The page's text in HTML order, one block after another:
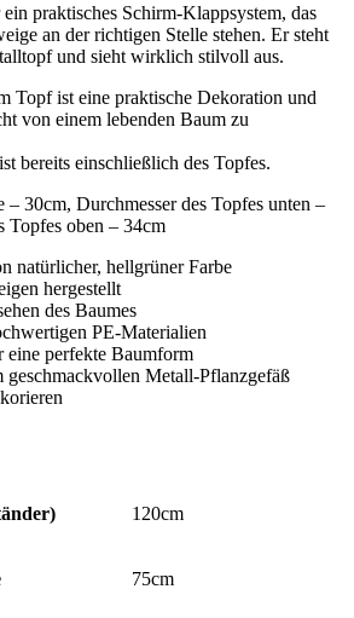
praktisches Schirm-Klappsystem, das
an der richtigen Stelle stehen. Er steht
und sieht wirklich stilvoll aus.
Topf ist eine praktische Dekoration und
von einem lebenden Baum zu
bereits einschließlich des Topfes.
– 30cm, Durchmesser des Topfes unten –
Topfes oben – 34cm
natürlicher, hellgrüner Farbe
hergestellt
des Baumes
PE-Materialien
eine perfekte Baumform
geschmackvollen Metall-Pflanzgefäß
120cm
75cm